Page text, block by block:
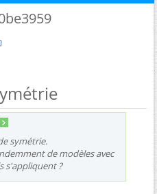
symétrie.
de modèles avec
s'appliquent ?